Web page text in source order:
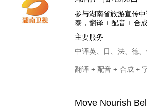
参与湖南省旅游宣传
泰，翻译 + 配音 + 合
主要服务
中译英、 日、法、德、
翻译 +配音 + 合成 +
Move Nourish